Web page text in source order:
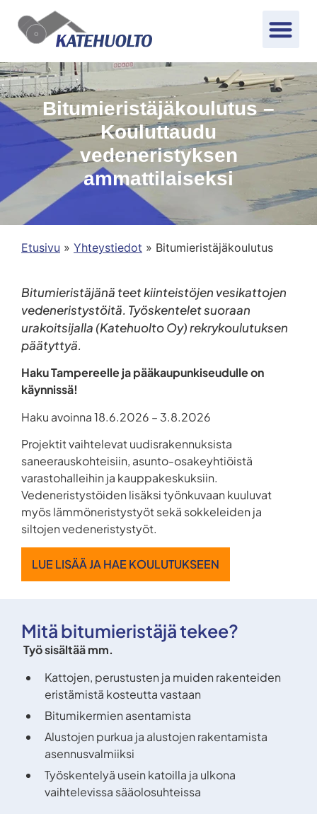
Bitumieristäjäkoulutus –
Kouluttaudu
vedeneristyksen
ammattilaiseksi
Etusivu » Yhteystiedot » Bitumieristäjäkoulutus
Bitumieristäjänä teet kiinteistöjen vesikattojen
vedeneristystöitä. Työskentelet suoraan
urakoitsijalla (Katehuolto Oy) rekrykoulutuksen
päätyttyä.
Haku Tampereelle ja pääkaupunkiseudulle on
käynnissä!
Haku avoinna 18.6.2026 – 3.8.2026
Projektit vaihtelevat uudisrakennuksista
saneerauskohteisiin, asunto-osakeyhtiöistä
varastohalleihin ja kauppakeskuksiin.
Vedeneristystöiden lisäksi työnkuvaan kuuluvat
myös lämmöneristystyöt sekä sokkeleiden ja
siltojen vedeneristystyöt.
LUE LISÄÄ JA HAE KOULUTUKSEEN
Mitä bitumieristäjä tekee?
Työ sisältää mm.
Kattojen, perustusten ja muiden rakenteiden
eristämistä kosteutta vastaan
Bitumikermien asentamista
Alustojen purkua ja alustojen rakentamista
asennusvalmiiksi
Työskentelyä usein katoilla ja ulkona
vaihtelevissa sääolosuhteissa